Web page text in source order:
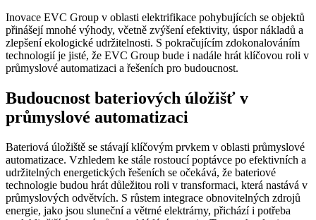
Inovace EVC Group v oblasti elektrifikace pohybujících se objektů
přinášejí mnohé výhody, včetně zvýšení efektivity, úspor nákladů a
zlepšení ekologické udržitelnosti. S pokračujícím zdokonalováním
technologií je jisté, že EVC Group bude i nadále hrát klíčovou roli v
průmyslové automatizaci a řešeních pro budoucnost.
Budoucnost bateriových úložišť v
průmyslové automatizaci
Bateriová úložiště se stávají klíčovým prvkem v oblasti průmyslové
automatizace. Vzhledem ke stále rostoucí poptávce po efektivních a
udržitelných energetických řešeních se očekává, že bateriové
technologie budou hrát důležitou roli v transformaci, která nastává v
průmyslových odvětvích. S růstem integrace obnovitelných zdrojů
energie, jako jsou sluneční a větrné elektrárny, přichází i potřeba